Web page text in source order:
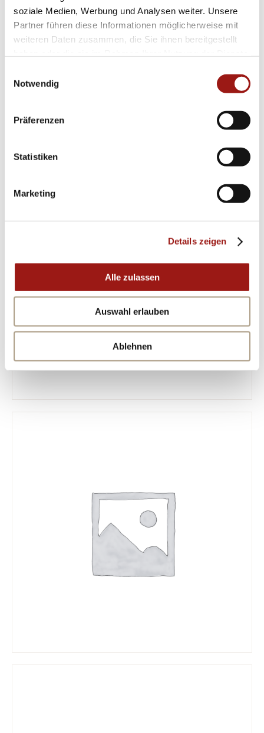
soziale Medien, Werbung und Analysen weiter. Unsere
Partner führen diese Informationen möglicherweise mit
weiteren Daten zusammen, die Sie ihnen bereitgestellt
Notwendig
Präferenzen
Statistiken
Marketing
Details zeigen
Alle zulassen
Auswahl erlauben
Ablehnen